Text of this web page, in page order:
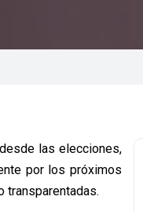
las elecciones,
por los próximos
transparentadas.